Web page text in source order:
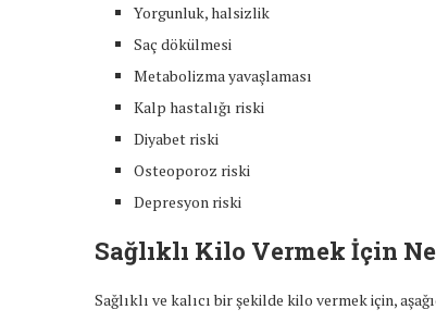
Yorgunluk, halsizlik
Saç dökülmesi
Metabolizma yavaşlaması
Kalp hastalığı riski
Diyabet riski
Osteoporoz riski
Depresyon riski
Sağlıklı Kilo Vermek İçin
Sağlıklı ve kalıcı bir şekilde kilo vermek için,